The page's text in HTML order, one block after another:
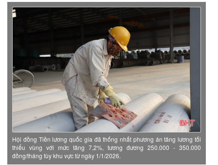
Hội đồng Tiền lương quốc gia đã thống nhất phương án tăng lương tối
thiểu vùng với mức tăng 7,2%, tương đương 250.000 - 350.000
đồng/tháng tùy khu vực từ ngày 1/1/2026.